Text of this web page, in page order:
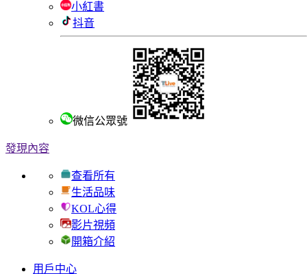
小紅書
抖音
微信公眾號
發現內容
查看所有
生活品味
KOL心得
影片視頻
開箱介紹
用戶中心